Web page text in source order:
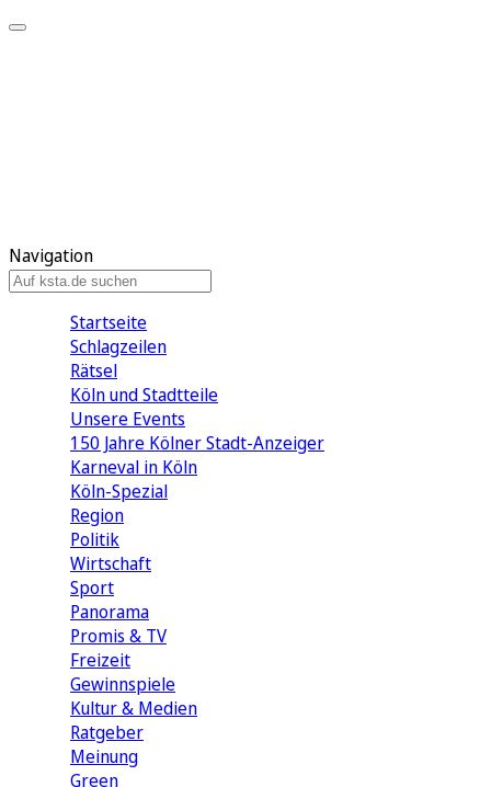
Navigation
Startseite
Schlagzeilen
Rätsel
Köln und Stadtteile
Unsere Events
150 Jahre Kölner Stadt-Anzeiger
Karneval in Köln
Köln-Spezial
Region
Politik
Wirtschaft
Sport
Panorama
Promis & TV
Freizeit
Gewinnspiele
Kultur & Medien
Ratgeber
Meinung
Green